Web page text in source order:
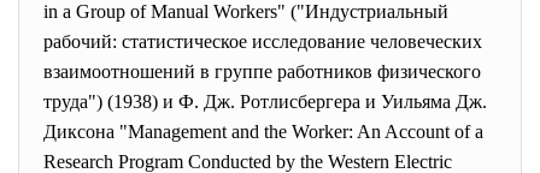
in a Group of Manual Workers" ("Индустриальный
рабочий: статистическое исследование человеческих
взаимоотношений в группе работников физического
труда") (1938) и Ф. Дж. Ротлисбергера и Уильяма Дж.
Диксона "Management and the Worker: An Account of a
Research Program Conducted by the Western Electric